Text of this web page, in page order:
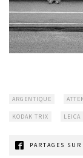
ARGENTIQUE
KODAK TRIX LEICA
PARTAGES